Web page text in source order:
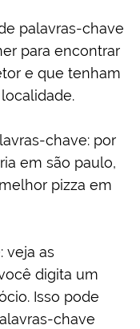
palavras-chave
para encontrar
e que tenham
chave: por
em são paulo,
pizza em
veja as
digita um
Isso pode
chave